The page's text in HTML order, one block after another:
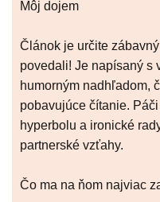
Môj dojem
Článok je určite
povedali! Je napísaný s
humorným nadhľadom,
pobavujúce čítanie.
hyperbolu a ironické
partnerské vzťahy.
Čo ma na ňom najviac